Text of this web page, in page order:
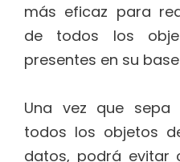
más eficaz para
de todos los
presentes en su
Una vez que sepa
todos los objetos
datos, podrá evitar